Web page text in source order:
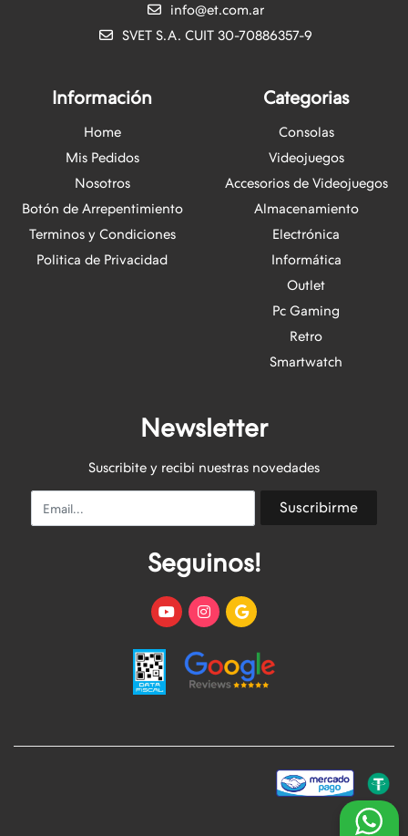
info@et.com.ar
SVET S.A. CUIT 30-70886357-9
Información
Home
Mis Pedidos
Nosotros
Botón de Arrepentimiento
Terminos y Condiciones
Politica de Privacidad
Categorias
Consolas
Videojuegos
Accesorios de Videojuegos
Almacenamiento
Electrónica
Informática
Outlet
Pc Gaming
Retro
Smartwatch
Newsletter
Suscribite y recibi nuestras novedades
Email Suscribirme
Seguinos!